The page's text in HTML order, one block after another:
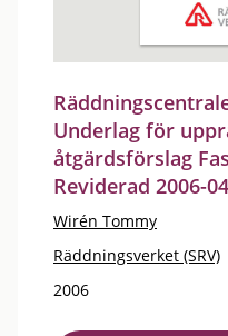
Underlag för
åtgärdsförslag
Reviderad 2006-
Wirén Tommy
Räddningsverket (SRV)
2006